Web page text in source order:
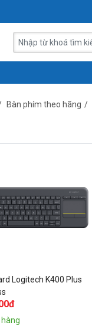
Bàn phím theo hãng /
Logitech K400 Plus